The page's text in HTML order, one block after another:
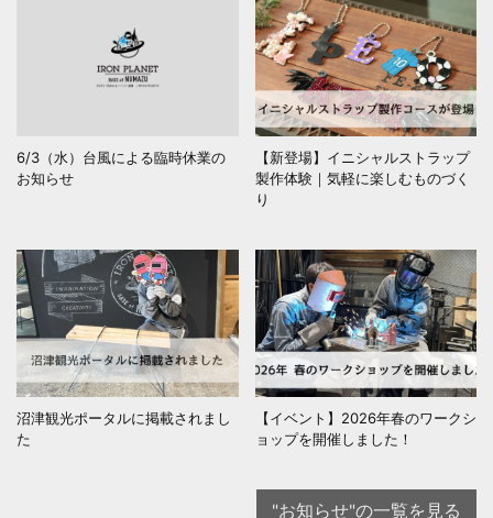
6/3（水）台風による臨時休業の
お知らせ
【新登場】イニシャルストラップ
製作体験｜気軽に楽しむものづく
り
沼津観光ポータルに掲載されまし
た
【イベント】2026年春のワークシ
ョップを開催しました！
"お知らせ"の一覧を見る